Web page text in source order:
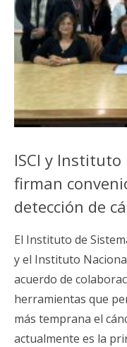
ISCI y
firman
detección de
El Instituto de
y el Instituto
acuerdo de
herramientas que
más temprana el
actualmente es la